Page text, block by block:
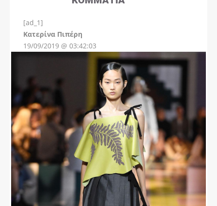
[ad_1]
Kατερίνα Πιπέρη
19/09/2019 @ 03:42:03